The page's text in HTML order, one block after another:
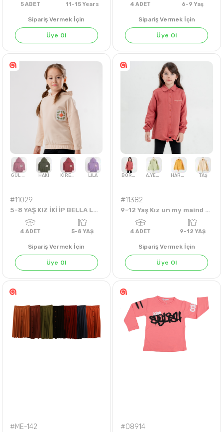
ADET
Sipariş Vermek İçin
Üye Ol
ADET
Sipariş Vermek İçin
Üye Ol
GÜL KURUSU HAKİ KİREMİT SAKS
#11029
5-8 YAŞ KIZ İKİ İP BELLA LA WİTH ÖRMELİ SWEAT
ADET 5-8 YAŞ
Sipariş Vermek İçin
Üye Ol
BORDO A.YEŞİL HARDAL
#11382
9-12 Yaş Kız un my maind yazılı yazılı Gömlek
4
Sipariş Vermek İçin
Üye Ol
#ME-142 #08914